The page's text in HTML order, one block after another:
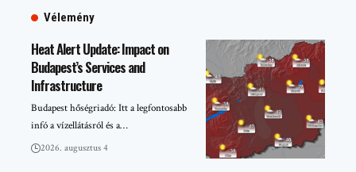
Vélemény
Heat Alert Update: Impact on
Budapest’s Services and
Infrastructure
Budapest hőségriadó: Itt a legfontosabb
infó a vízellátásról és a…
2026. augusztus 4